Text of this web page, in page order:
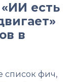
есть
в
список фич,